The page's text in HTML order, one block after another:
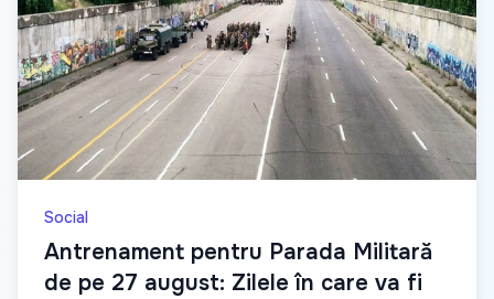
Social
Antrenament pentru Parada Militară
de pe 27 august: Zilele în care va fi